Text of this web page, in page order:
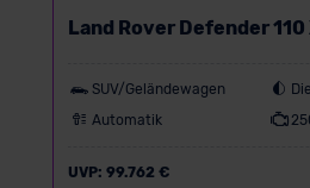
Land Rover Defender 110
SUV/Geländewagen
Automatik
UVP: 99.762 €